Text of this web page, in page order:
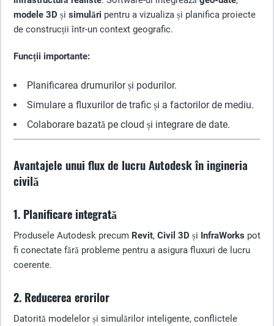
modele 3D și simulări pentru a vizualiza și planifica proiecte
de construcții într-un context geografic.
Funcții importante:
Planificarea drumurilor și podurilor.
Simulare a fluxurilor de trafic și a factorilor de mediu.
Colaborare bazată pe cloud și integrare de date.
Avantajele unui flux de lucru Autodesk în ingineria
civilă
1. Planificare integrată
Produsele Autodesk precum Revit, Civil 3D și InfraWorks pot
fi conectate fără probleme pentru a asigura fluxuri de lucru
coerente.
2. Reducerea erorilor
Datorită modelelor și simulărilor inteligente, conflictele